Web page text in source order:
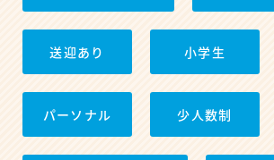
送迎あり 小学生
パーソナル 少人数制